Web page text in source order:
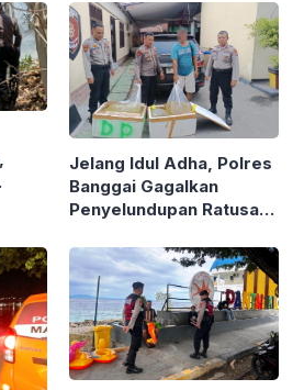
Jelang Idul Adha, Polres
Banggai Gagalkan
Penyelundupan Ratusan
Luwuk